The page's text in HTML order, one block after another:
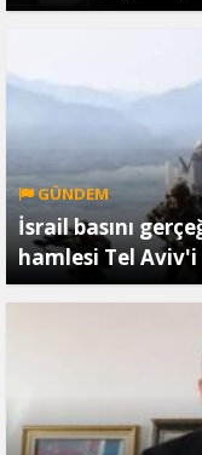
GÜNDEM
İsrail basını
hamlesi Tel